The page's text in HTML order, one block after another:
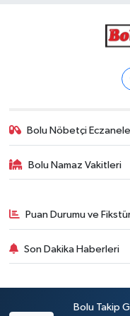
Bolu Nöbetçi
Bolu Namaz Vakitleri
Puan Durumu ve
Son Dakika Haberleri
Bolu Takip